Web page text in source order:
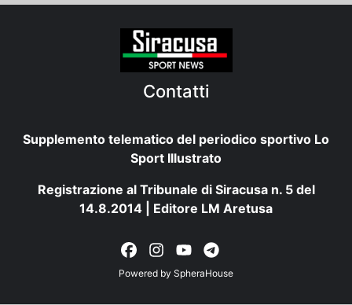
Contatti
Supplemento telematico del periodico sportivo Lo
Sport Illustrato
Registrazione al Tribunale di Siracusa n. 5 del
14.8.2014 | Editore LM Aretusa
Powered by SpheraHouse